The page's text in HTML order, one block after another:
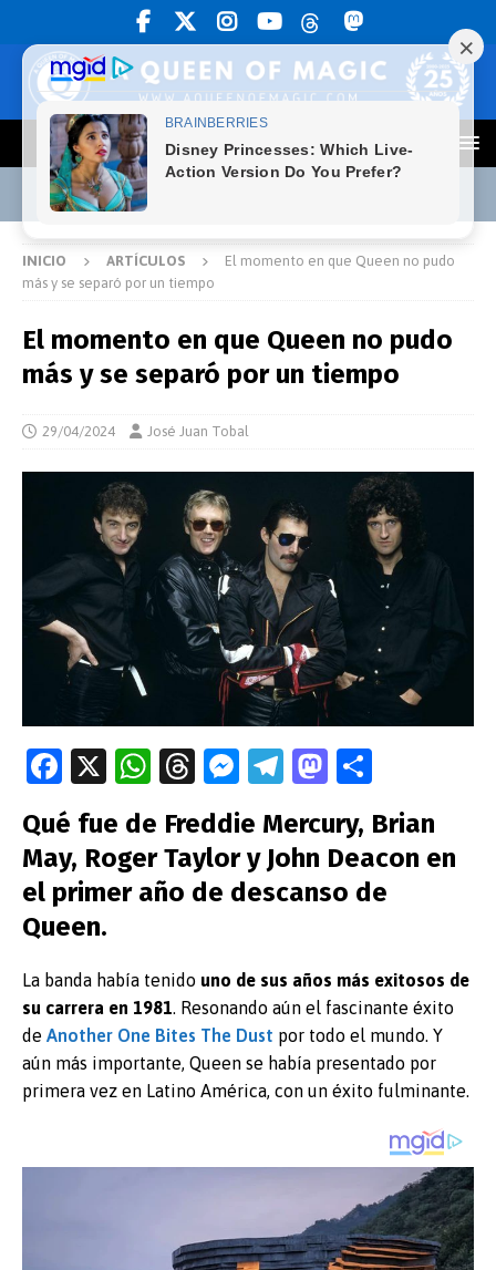
INICIO ARTÍCULOS
El momento en que Queen no pudo
más y se separó por un tiempo
El momento en que Queen no pudo
más y se separó por un tiempo
29/04/2024 José Juan Tobal
Fa
ce
b
o
o
k
X
W
at
s
A
p
T
e
a
ds
M
se
n
g
T
e
gr
a
M
to
d
o
m
p
ar
Qué fue de Freddie Mercury, Brian
May, Roger Taylor y John Deacon en
el primer año de descanso de
Queen.
La banda había tenido uno de sus años más exitosos de
su carrera en 1981
. Resonando aún el fascinante éxito
de Another One Bites The Dust por todo el mundo. Y
aún más importante, Queen se había presentado por
primera vez en Latino América, con un éxito fulminante.